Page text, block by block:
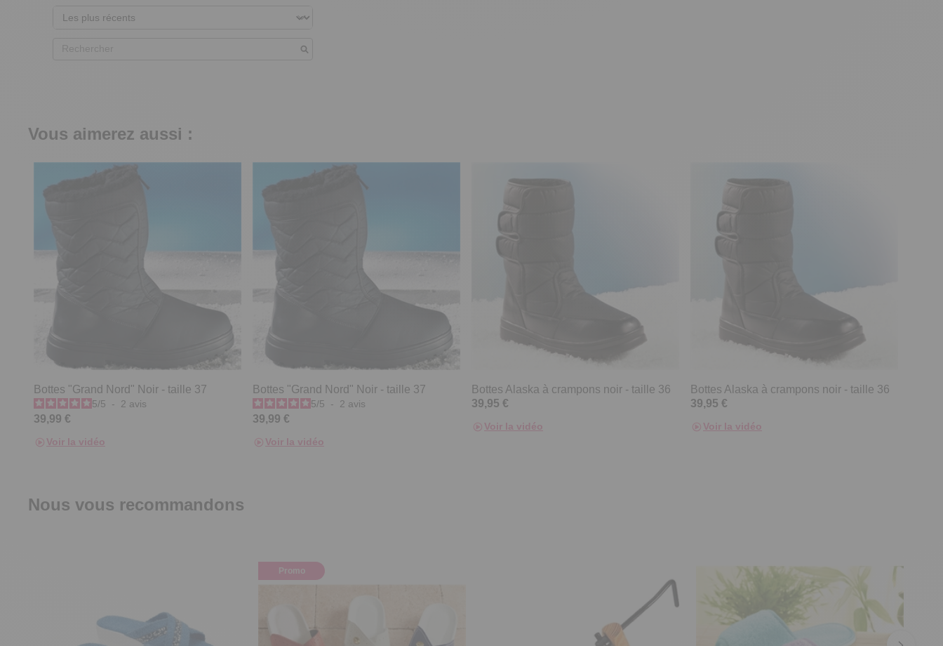
Vous aimerez aussi :
Bottes "Grand Nord" Noir - taille 37
5/5 - 2 avis
39,99 €
Voir la vidéo
Bottes "Grand Nord" Noir - taille 37
5/5 - 2 avis
39,99 €
Voir la vidéo
Bottes Alaska à crampons noir - taille 36
39,95 €
Voir la vidéo
Bottes Alaska à crampons noir - taille 36
39,95 €
Voir la vidéo
Nous vous recommandons
Promo